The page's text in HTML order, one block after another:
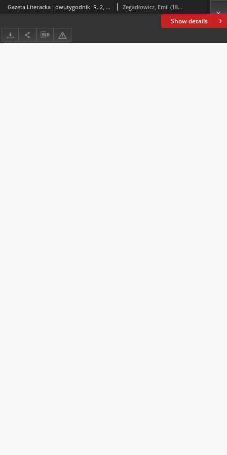
Show details
Gazeta Literacka : dwutygodnik. R. 2, 1927, nr 6 (27), 15 III Zegadłowicz, Emil (1888-1941)